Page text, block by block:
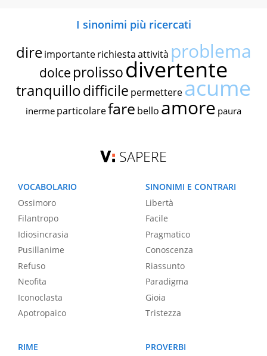
I sinonimi più ricercati
dire importante richiestaattività problema
dolce prolissodivertente
tranquillodifficile permettereacume
inerme particolarefare bello amore paura
SAPERE
VOCABOLARIO
Ossimoro
Filantropo
Idiosincrasia
Pusillanime
Refuso
Neofita
Iconoclasta
Apotropaico
SINONIMI E CONTRARI
Libertà
Facile
Pragmatico
Conoscenza
Riassunto
Paradigma
Gioia
Tristezza
RIME
PROVERBI